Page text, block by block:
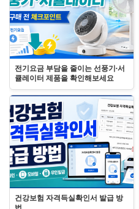
전기요금 부담을 줄이는 선풍기·서
큘레이터 제품을 확인해보세요
건강보험 자격득실확인서 발급 방